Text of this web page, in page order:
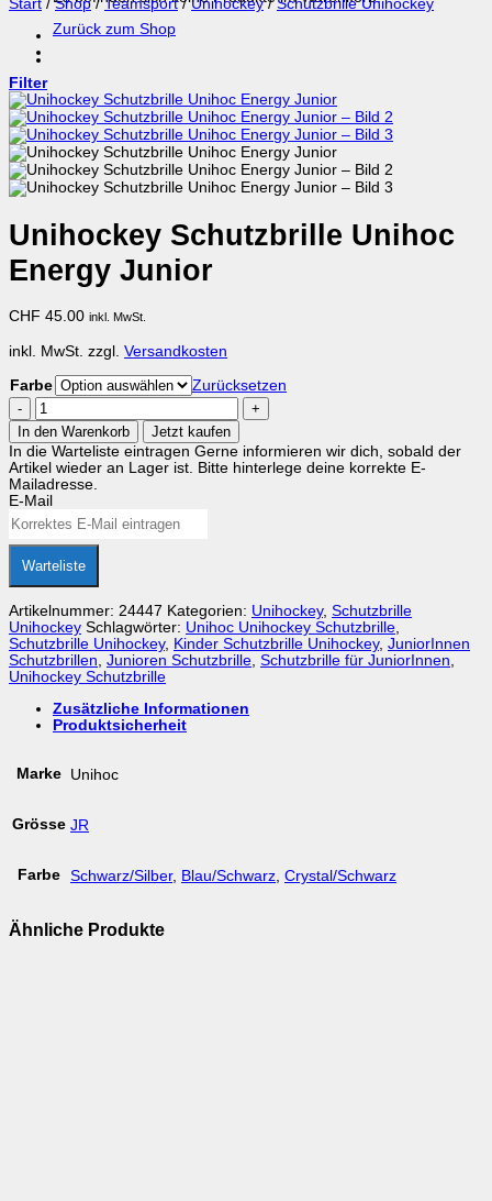
Zurück zum Shop
Start / Shop / Teamsport / Unihockey / Schutzbrille Unihockey
Filter
Unihockey Schutzbrille Unihoc
Energy Junior
CHF 45.00 inkl. MwSt.
inkl. MwSt. zzgl. Versandkosten
Farbe
Zurücksetzen
Unihockey
Schutzbrille
Unihoc
Energy
Junior
Menge
In den Warenkorb
Jetzt kaufen
In die Warteliste eintragen Gerne informieren wir dich, sobald der
Artikel wieder an Lager ist. Bitte hinterlege deine korrekte E-
Mailadresse.
E-Mail
Warteliste
Artikelnummer: 24447 Kategorien: Unihockey, Schutzbrille
Unihockey Schlagwörter: Unihoc Unihockey Schutzbrille
Schutzbrille Unihockey, Kinder Schutzbrille Unihockey, JuniorInnen
Schutzbrillen Junioren Schutzbrille Schutzbrille für JuniorInnen
Unihockey Schutzbrille
Zusätzliche Informationen
Produktsicherheit
Marke Unihoc
Grösse JR
Farbe Schwarz/Silber, Blau/Schwarz Crystal/Schwarz
Ähnliche Produkte